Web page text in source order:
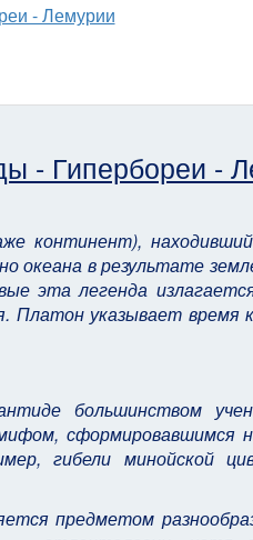
- Лемурии
- Гипербореи -
континент),
океана в результате
эта легенда
Платон указывает
большинством
сформировавшимся
гибели минойской
предметом